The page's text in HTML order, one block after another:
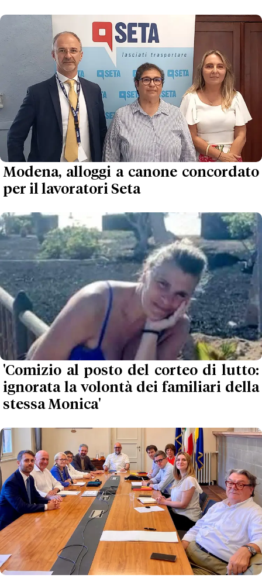
Modena, alloggi a canone concordato
per il lavoratori Seta
'Comizio al posto del corteo di lutto:
ignorata la volontà dei familiari della
stessa Monica'